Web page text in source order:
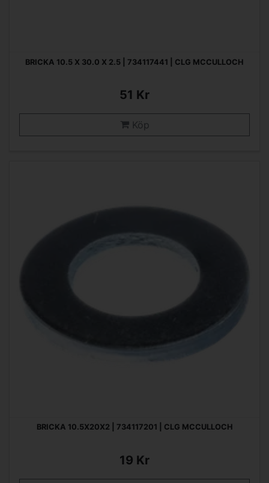
BRICKA 10.5 X 30.0 X 2.5 | 734117441 | CLG MCCULLOCH
51 Kr
Köp
BRICKA 10.5X20X2 | 734117201 | CLG MCCULLOCH
19 Kr